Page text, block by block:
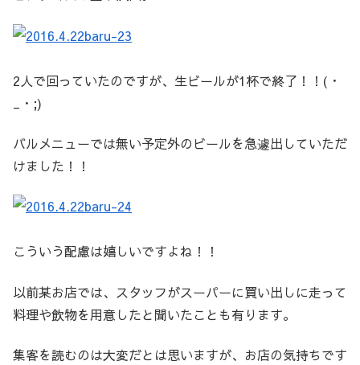
2人で回っていたのですが、生ビールが1杯で終了！！(・
_・;)
バルメニューでは無い予定外のビールを急遽出していただ
けました！！
こういう配慮は嬉しいですよね！！
以前某お店では、スタッフがスーパーに買い出しに走って
料理や飲物を用意したと聞いたことも有ります。
集客を読むのは大変だとは思いますが、お店の気持ちです